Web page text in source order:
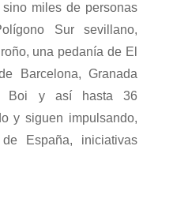
miles de personas
Sur sevillano,
una pedanía de El
Barcelona, Granada
Boi y así hasta 36
y siguen impulsando,
España, iniciativas